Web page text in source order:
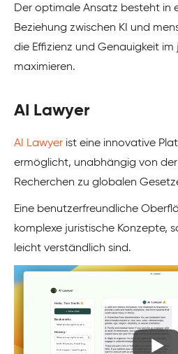
Der optimale Ansatz besteht in
Beziehung zwischen KI und
die Effizienz und Genauigkeit im
maximieren.
AI Lawyer
AI Lawyer ist eine innovative
ermöglicht, unabhängig von
Recherchen zu globalen
Eine benutzerfreundliche
komplexe juristische Konzepte,
leicht verständlich sind.